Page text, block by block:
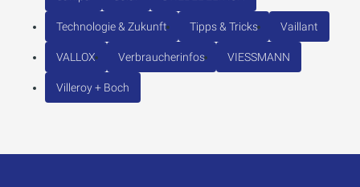
Technologie & Zukunft Tipps & Tricks Vaillant
VALLOX Verbraucherinfos VIESSMANN
Villeroy + Boch